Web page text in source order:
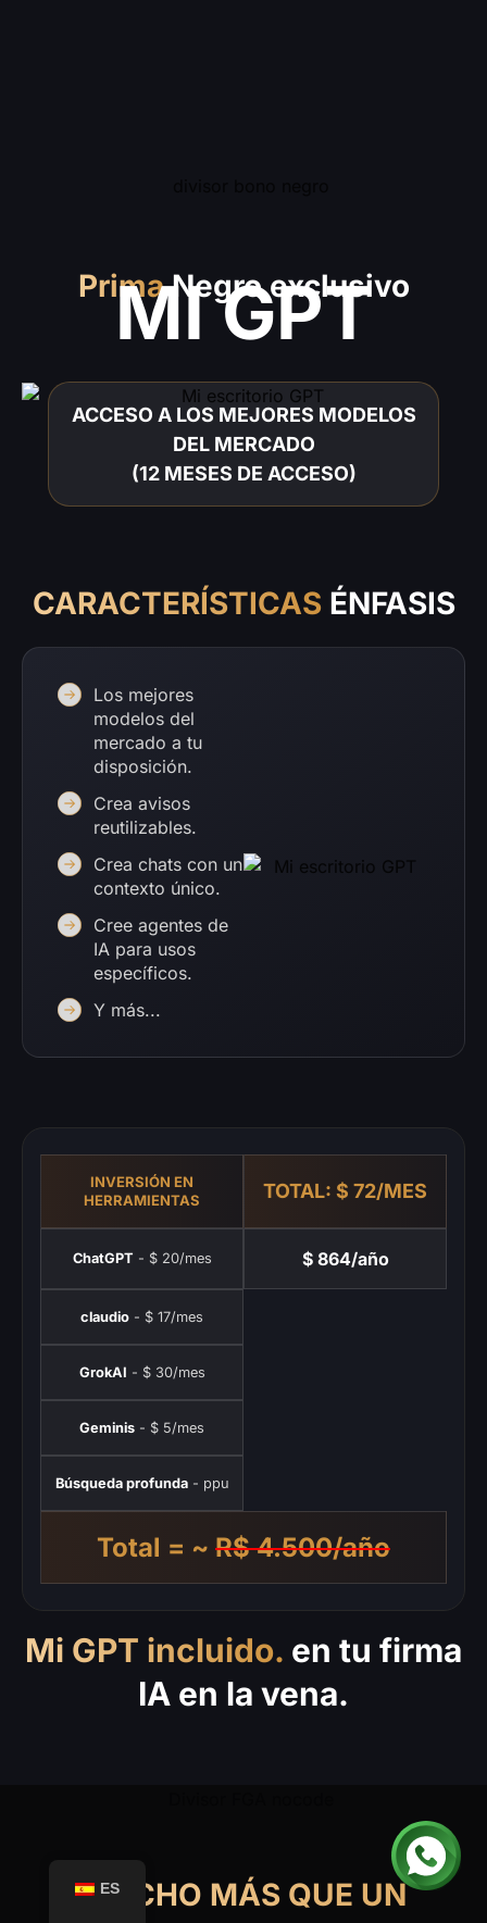
PrimaNegro exclusivo
MI GPT
ACCESO A LOS MEJORES MODELOS
DEL MERCADO
(12 MESES DE ACCESO)
CARACTERÍSTICASÉNFASIS
Los mejores
modelos del
mercado a tu
disposición.
Crea avisos
reutilizables.
Crea chats con un
contexto único.
Cree agentes de
IA para usos
específicos.
Y más...
INVERSIÓN EN
HERRAMIENTAS
TOTAL: $ 72/MES
ChatGPT - $ 20/mes $ 864/año
claudio - $ 17/mes
GrokAI - $ 30/mes
Geminis - $ 5/mes
Búsqueda profunda- ppu
Total = ~ R$ 4.500/año
Mi GPT incluido. en tu firma
IA en la vena.
MUCHO MÁS QUE UN
ES